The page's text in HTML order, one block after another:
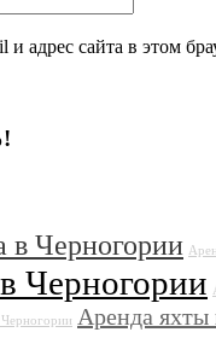
и адрес сайта в этом
в Черногории
Черногории
Черногории Аренда яхты